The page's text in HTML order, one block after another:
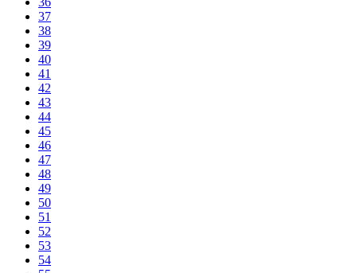
37
38
39
40
41
42
43
44
45
46
47
48
49
50
51
52
53
54